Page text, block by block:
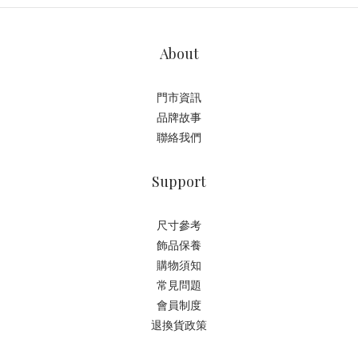
About
門市資訊
品牌故事
聯絡我們
Support
尺寸參考
飾品保養
購物須知
常見問題
會員制度
退換貨政策